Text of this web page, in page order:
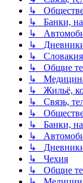
↳
↳ Банки,
↳
↳
↳ Словакия
↳ Общие
↳
↳ Жильё,
↳ Связь,
↳
↳ Банки,
↳
↳
↳ Чехия
↳ Общие